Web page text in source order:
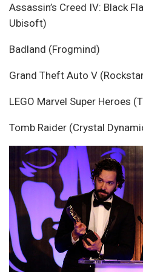
Assassin’s Creed IV: Black
Ubisoft)
Badland (Frogmind)
Grand Theft Auto V
LEGO Marvel Super Heroes
Tomb Raider (Crystal